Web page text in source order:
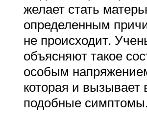
желает стать
определенным
не происходит.
объясняют такое
особым
которая и вызывает
подобные симптомы.